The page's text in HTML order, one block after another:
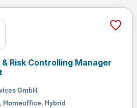
Risk Controlling Manager
GmbH
Homeoffice, Hybrid